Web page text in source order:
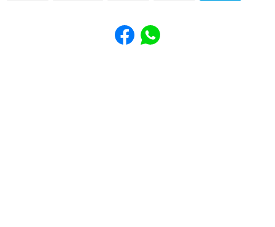
Share to Facebook
Share to WhatsApp